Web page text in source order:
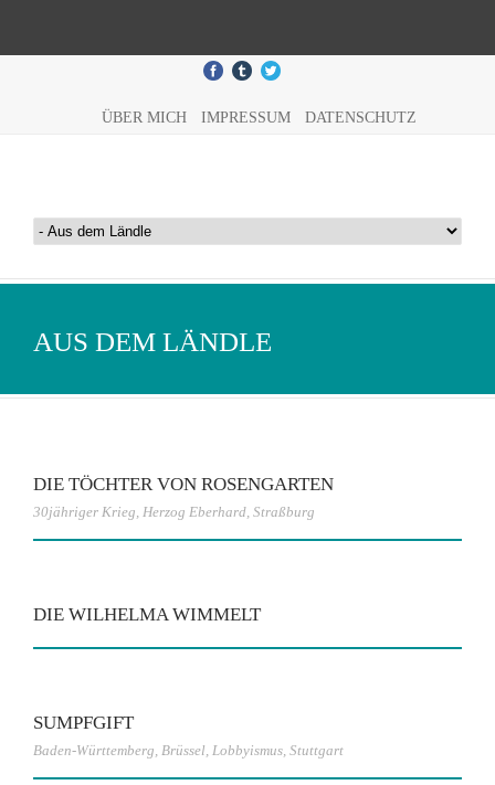
ÜBER MICH IMPRESSUM DATENSCHUTZ
AUS DEM LÄNDLE
DIE TÖCHTER VON ROSENGARTEN
30jähriger Krieg, Herzog Eberhard, Straßburg
DIE WILHELMA WIMMELT
SUMPFGIFT
Baden-Württemberg, Brüssel, Lobbyismus, Stuttgart